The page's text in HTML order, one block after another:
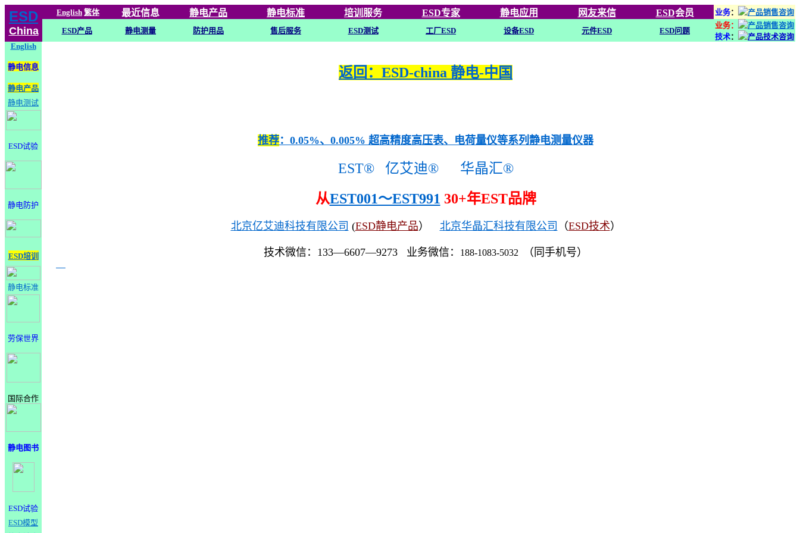
ESD
China
English 繁体 最近信息 静电产品 静电标准 培训 服务 ESD专家 静电应用 网友来信 ESD会员 业务：
ESD产品 静电测量 防护用品 售后服务 ESD测试 工厂ESD 设备ESD 元件ESD ESD问题
业务：
技术：
English
静电信息
静电产品
静电测试
ESD试验
静电防护
ESD培训
静电标准
劳保世界
国际合作
静电图书
ESD试验
ESD模型
返回：ESD-china 静电-中国
推荐：0.05%、0.005% 超高精度高压表、电荷量仪等系列静电测量仪器
EST® 亿艾迪®
华晶汇®
从EST001～EST991 30+年EST品牌
北京亿艾迪科技有限公司 (ESD静电产品） 北京华晶汇科技有限公司 （ESD技术）
技术微信：133—6607—9273 业务微信： 188-1083-5032 （同手机号）